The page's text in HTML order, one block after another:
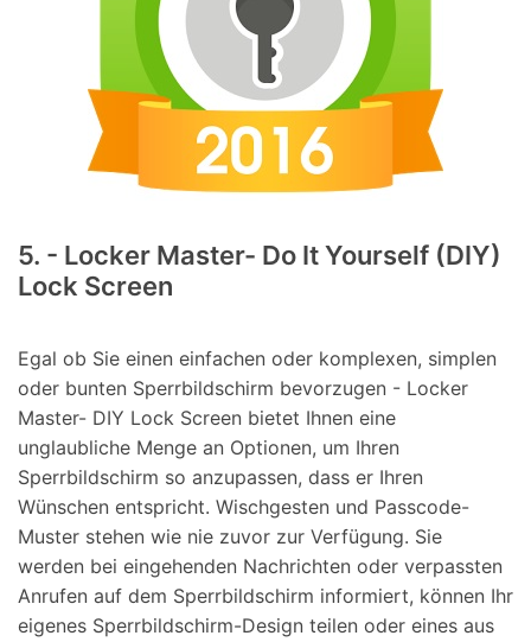
5. - Locker Master- Do It Yourself (DIY)
Lock Screen
Egal ob Sie einen einfachen oder komplexen, simplen
oder bunten Sperrbildschirm bevorzugen - Locker
Master- DIY Lock Screen bietet Ihnen eine
unglaubliche Menge an Optionen, um Ihren
Sperrbildschirm so anzupassen, dass er Ihren
Wünschen entspricht. Wischgesten und Passcode-
Muster stehen wie nie zuvor zur Verfügung. Sie
werden bei eingehenden Nachrichten oder verpassten
Anrufen auf dem Sperrbildschirm informiert, können Ihr
eigenes Sperrbildschirm-Design teilen oder eines aus